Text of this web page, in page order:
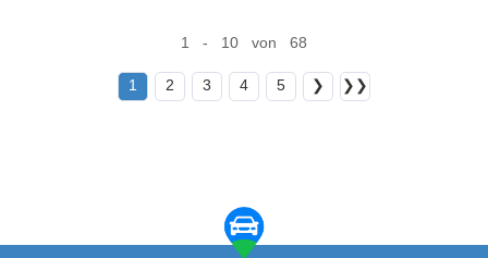
1 - 10 von 68
1 2 3 4 5 ❯ ❯❯